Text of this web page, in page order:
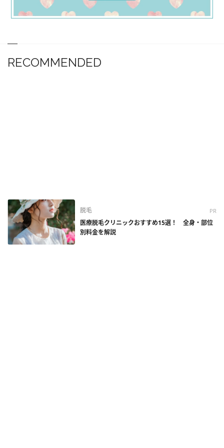
RECOMMENDED
脱毛 PR
医療脱毛クリニックおすすめ15選！ 全身・部位
別料金を解説